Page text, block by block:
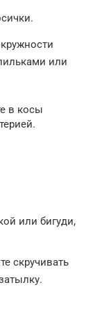
или
в косы
или бигуди,
скручивать